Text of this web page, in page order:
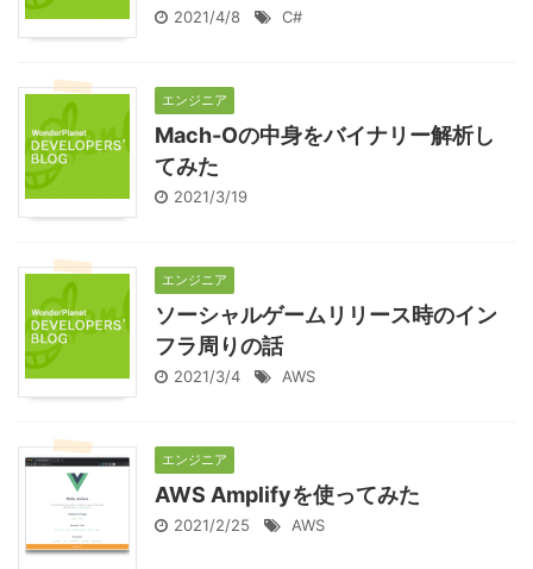
2021/4/8 C#
エンジニア
Mach-Oの中身をバイナリー解析し
てみた
2021/3/19
エンジニア
ソーシャルゲームリリース時のイン
フラ周りの話
2021/3/4 AWS
エンジニア
AWS Amplifyを使ってみた
2021/2/25 AWS